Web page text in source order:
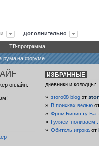
Дополнительно
ТВ-программа
рума на форуме
онлайн.
ИЗБРАННЫЕ
дневники и колодцы:
»storo08 blog от
» В поисках велью
»Фром Бивис ту
» Гуляем-
»Обитель игрока от